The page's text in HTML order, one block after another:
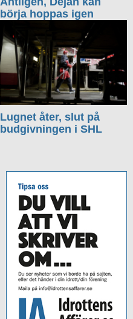
börja hoppas igen
Lugnet åter, slut på
budgivningen i SHL